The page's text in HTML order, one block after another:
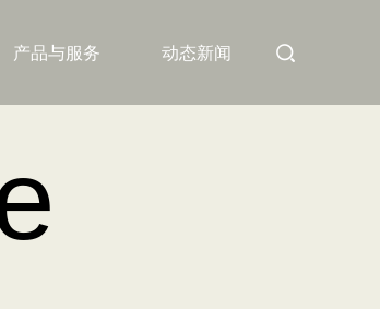
产品与服务 动态新闻